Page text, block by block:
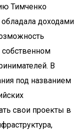
Тимченко
доходами
собственном
В
под названием
свои проекты в